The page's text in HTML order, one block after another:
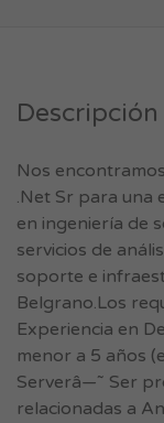
Nos
.Net Sr para una
en ingeniería de
servicios de
soporte e
Belgrano.Los
Experiencia en
menor a 5 años
Serverâ—˜ Ser
relacionadas a